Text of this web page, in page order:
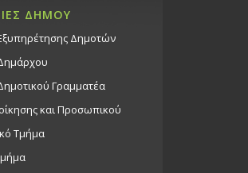
ΔΗΜΟΥ
Δημοτών
Γραμματέα
και Προσωπικού
Τμήμα